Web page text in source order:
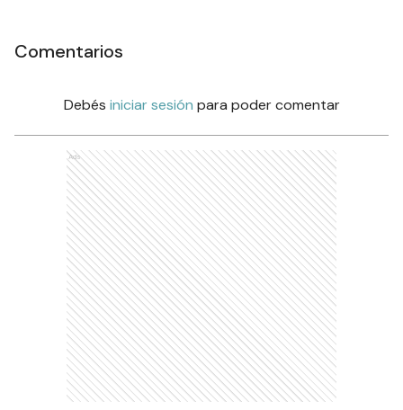
Comentarios
Debés iniciar sesión para poder comentar
Ads